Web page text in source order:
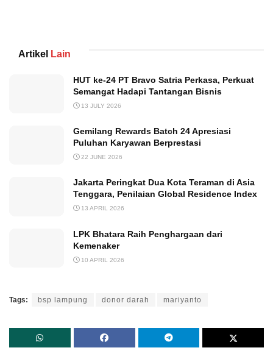
Artikel Lain
HUT ke-24 PT Bravo Satria Perkasa, Perkuat
Semangat Hadapi Tantangan Bisnis
13 JULY 2026
Gemilang Rewards Batch 24 Apresiasi
Puluhan Karyawan Berprestasi
22 JUNE 2026
Jakarta Peringkat Dua Kota Teraman di Asia
Tenggara, Penilaian Global Residence Index
13 APRIL 2026
LPK Bhatara Raih Penghargaan dari
Kemenaker
10 APRIL 2026
Tags: bsp lampung donor darah mariyanto